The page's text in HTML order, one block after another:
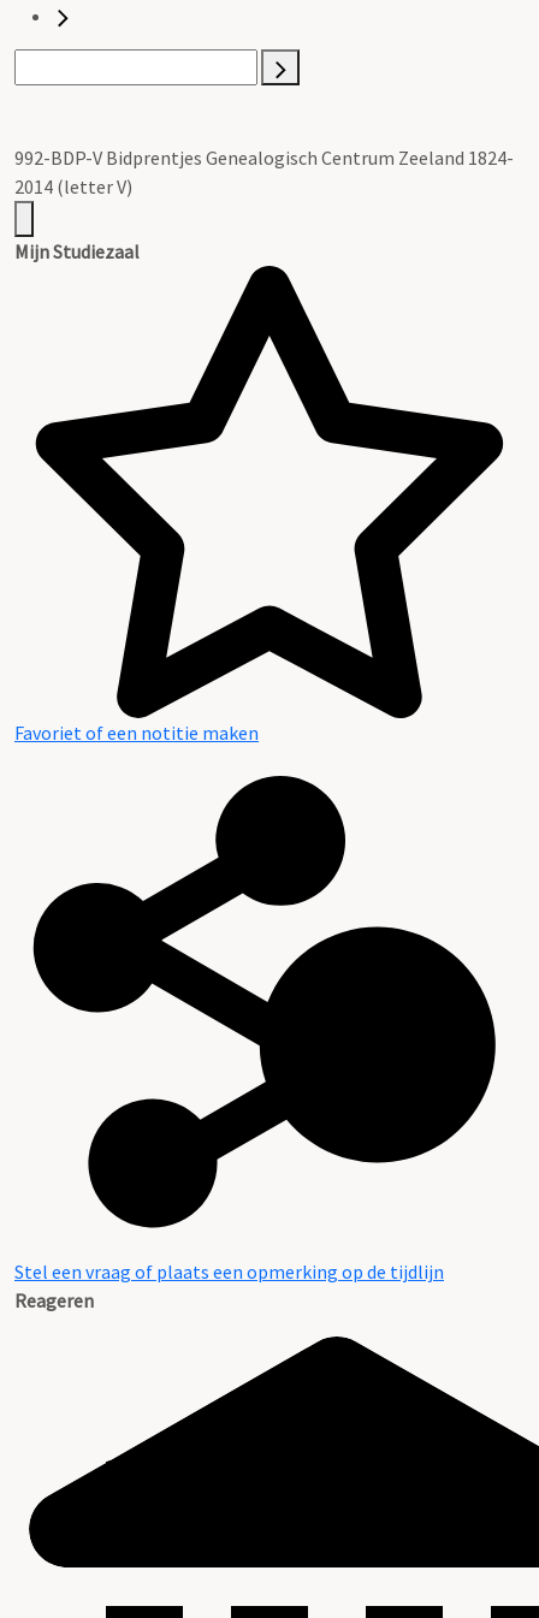
992-BDP-V Bidprentjes Genealogisch Centrum Zeeland 1824-
2014 (letter V)
Mijn Studiezaal
Favoriet of een notitie maken
Stel een vraag of plaats een opmerking op de tijdlijn
Reageren